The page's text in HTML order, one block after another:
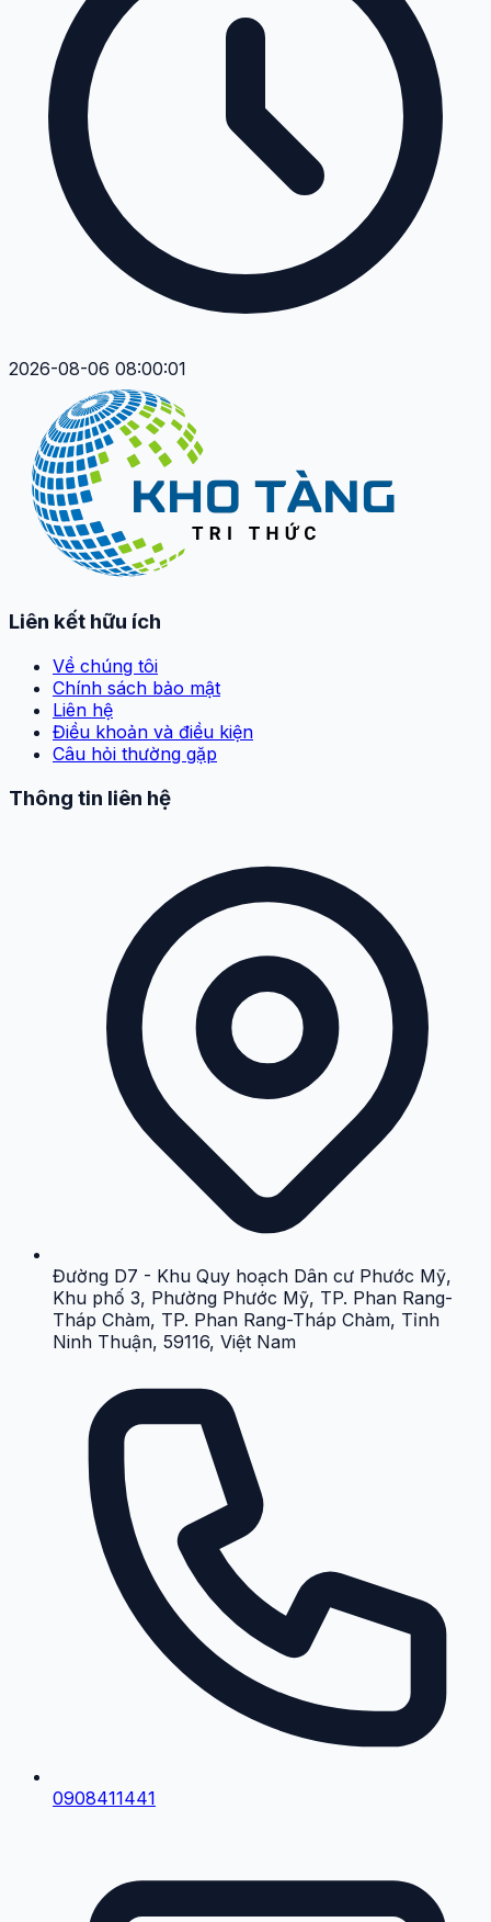
2026-08-06 08:00:01
Liên kết hữu ích
Về chúng tôi
Chính sách bảo mật
Liên hệ
Điều khoản và điều kiện
Câu hỏi thường gặp
Thông tin liên hệ
Đường D7 - Khu Quy hoạch Dân cư Phước Mỹ,
Khu phố 3, Phường Phước Mỹ, TP. Phan Rang-
Tháp Chàm, TP. Phan Rang-Tháp Chàm, Tỉnh
Ninh Thuận, 59116, Việt Nam
0908411441